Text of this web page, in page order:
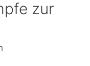
zur